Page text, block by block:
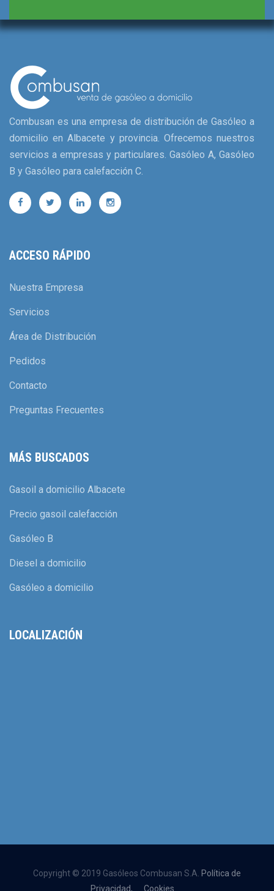
Combusan es una empresa de distribución de Gasóleo a
domicilio en Albacete y provincia. Ofrecemos nuestros
servicios a empresas y particulares. Gasóleo A, Gasóleo
B y Gasóleo para calefacción C.
ACCESO RÁPIDO
Nuestra Empresa
Servicios
Área de Distribución
Pedidos
Contacto
Preguntas Frecuentes
MÁS BUSCADOS
Gasoil a domicilio Albacete
Precio gasoil calefacción
Gasóleo B
Diesel a domicilio
Gasóleo a domicilio
LOCALIZACIÓN
Copyright © 2019 Gasóleos Combusan S.A. Política de
Privacidad,
Cookies